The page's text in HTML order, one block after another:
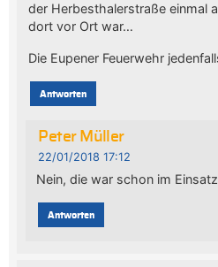
der Herbesthalerstraße einmal
dort vor Ort war…
Die Eupener Feuerwehr
Antworten
Peter Müller
22/01/2018 17:12
Nein, die war schon im
Antworten